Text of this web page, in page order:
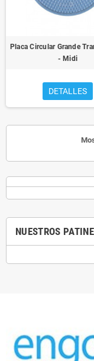
NUESTROS
Placa Circular Grande
- Midi
DETALLES